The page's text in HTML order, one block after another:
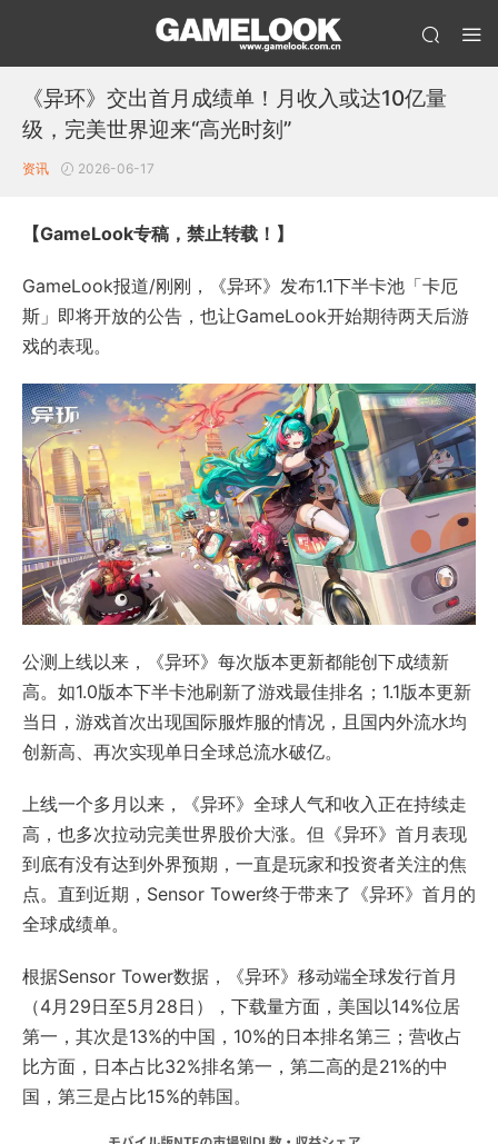
《异环》交出首月成绩单！月收入或达10亿量
级，完美世界迎来“高光时刻”
资讯 2026-06-17
【GameLook专稿，禁止转载！】
GameLook报道/刚刚，《异环》发布1.1下半卡池「卡厄
斯」即将开放的公告，也让GameLook开始期待两天后游
戏的表现。
公测上线以来，《异环》每次版本更新都能创下成绩新
高。如1.0版本下半卡池刷新了游戏最佳排名；1.1版本更新
当日，游戏首次出现国际服炸服的情况，且国内外流水均
创新高、再次实现单日全球总流水破亿。
上线一个多月以来，《异环》全球人气和收入正在持续走
高，也多次拉动完美世界股价大涨。但《异环》首月表现
到底有没有达到外界预期，一直是玩家和投资者关注的焦
点。直到近期，Sensor Tower终于带来了《异环》首月的
全球成绩单。
根据Sensor Tower数据，《异环》移动端全球发行首月
（4月29日至5月28日），下载量方面，美国以14%位居
第一，其次是13%的中国，10%的日本排名第三；营收占
比方面，日本占比32%排名第一，第二高的是21%的中
国，第三是占比15%的韩国。